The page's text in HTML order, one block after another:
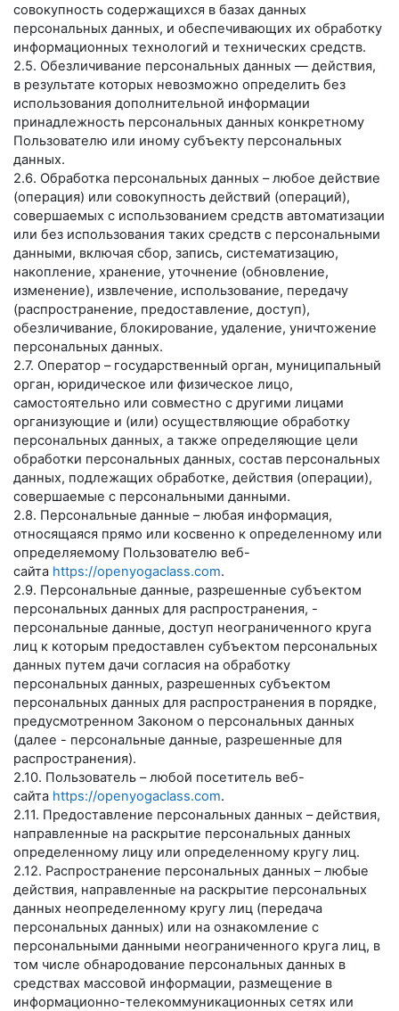
совокупность содержащихся в базах данных
персональных данных, и обеспечивающих их обработку
информационных технологий и технических средств.
2.5. Обезличивание персональных данных — действия,
в результате которых невозможно определить без
использования дополнительной информации
принадлежность персональных данных конкретному
Пользователю или иному субъекту персональных
данных.
2.6. Обработка персональных данных – любое действие
(операция) или совокупность действий (операций),
совершаемых с использованием средств автоматизации
или без использования таких средств с персональными
данными, включая сбор, запись, систематизацию,
накопление, хранение, уточнение (обновление,
изменение), извлечение, использование, передачу
(распространение, предоставление, доступ),
обезличивание, блокирование, удаление, уничтожение
персональных данных.
2.7. Оператор – государственный орган, муниципальный
орган, юридическое или физическое лицо,
самостоятельно или совместно с другими лицами
организующие и (или) осуществляющие обработку
персональных данных, а также определяющие цели
обработки персональных данных, состав персональных
данных, подлежащих обработке, действия (операции),
совершаемые с персональными данными.
2.8. Персональные данные – любая информация,
относящаяся прямо или косвенно к определенному или
определяемому Пользователю веб-
сайта https://openyogaclass.com.
2.9. Персональные данные, разрешенные субъектом
персональных данных для распространения, -
персональные данные, доступ неограниченного круга
лиц к которым предоставлен субъектом персональных
данных путем дачи согласия на обработку
персональных данных, разрешенных субъектом
персональных данных для распространения в порядке,
предусмотренном Законом о персональных данных
(далее - персональные данные, разрешенные для
распространения).
2.10. Пользователь – любой посетитель веб-
сайта https://openyogaclass.com.
2.11. Предоставление персональных данных – действия,
направленные на раскрытие персональных данных
определенному лицу или определенному кругу лиц.
2.12. Распространение персональных данных – любые
действия, направленные на раскрытие персональных
данных неопределенному кругу лиц (передача
персональных данных) или на ознакомление с
персональными данными неограниченного круга лиц, в
том числе обнародование персональных данных в
средствах массовой информации, размещение в
информационно-телекоммуникационных сетях или